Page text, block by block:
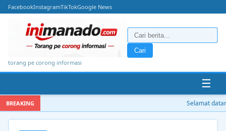
FacebookInstagramTikTokGoogle News
torang pe corong informasi
Cari
☰
BREAKING Selamat